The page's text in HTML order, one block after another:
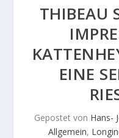
THIBEAU
EINE
Gepostet von Hans-
Allgemein,